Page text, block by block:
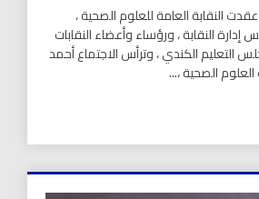
النقابة العامة للعلوم الصحية ،
النقابة ، ورؤساء وأعضاء النقابات
التعليم الكندي ، وترأس الاجتماع أحمد
الصحية ،...